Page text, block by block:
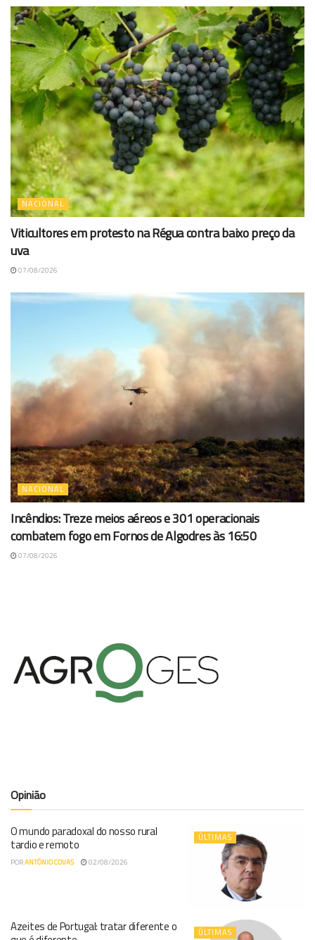
NACIONAL
Viticultores em protesto na Régua contra baixo preço da
uva
07/08/2026
NACIONAL
Incêndios: Treze meios aéreos e 301 operacionais
combatem fogo em Fornos de Algodres às 16:50
07/08/2026
Opinião
ÚLTIMAS
O mundo paradoxal do nosso rural
tardio e remoto
PORANTÓNIO COVAS 02/08/2026
ÚLTIMAS
Azeites de Portugal: tratar diferente o